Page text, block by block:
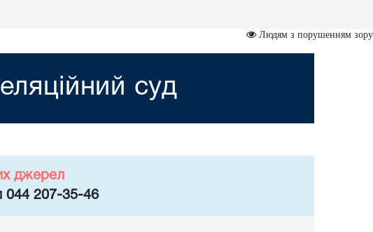
Людям з порушенням зору
суд
джерел
044 207-35-46